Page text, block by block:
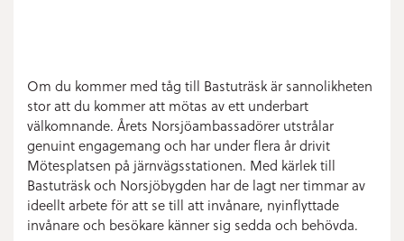
Om du kommer med tåg till Bastuträsk är sannolikheten
stor att du kommer att mötas av ett underbart
välkomnande. Årets Norsjöambassadörer utstrålar
genuint engagemang och har under flera år drivit
Mötesplatsen på järnvägsstationen. Med kärlek till
Bastuträsk och Norsjöbygden har de lagt ner timmar av
ideellt arbete för att se till att invånare, nyinflyttade
invånare och besökare känner sig sedda och behövda.